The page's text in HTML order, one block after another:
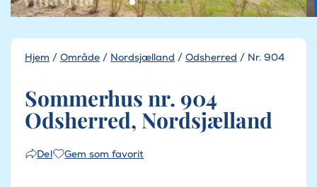
Hjem / Område / Nordsjælland / Odsherred / Nr. 904
Sommerhus nr. 904
Odsherred, Nordsjælland
Del Gem som favorit